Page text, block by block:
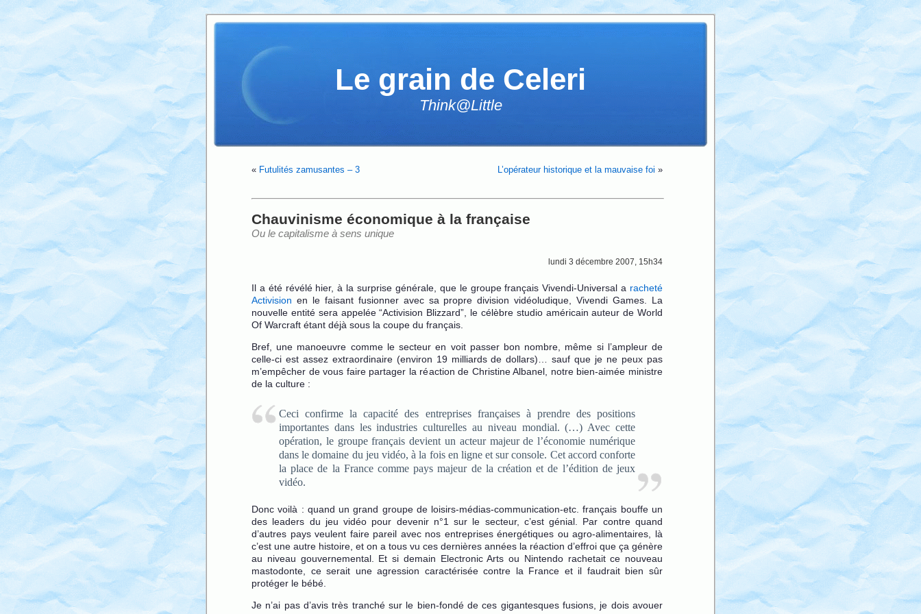
Le grain de Celeri
Think@Little
« Futulités zamusantes – 3 L’opérateur historique et la mauvaise foi »
Chauvinisme économique à la française
Ou le capitalisme à sens unique
lundi 3 décembre 2007, 15h34
Il a été révélé hier, à la surprise générale, que le groupe français Vivendi-Universal a racheté
Activision en le faisant fusionner avec sa propre division vidéoludique, Vivendi Games. La
nouvelle entité sera appelée “Activision Blizzard”, le célèbre studio américain auteur de World
Of Warcraft étant déjà sous la coupe du français.
Bref, une manoeuvre comme le secteur en voit passer bon nombre, même si l’ampleur de
celle-ci est assez extraordinaire (environ 19 milliards de dollars)… sauf que je ne peux pas
m’empêcher de vous faire partager la réaction de Christine Albanel, notre bien-aimée ministre
de la culture :
Ceci confirme la capacité des entreprises françaises à prendre des positions
importantes dans les industries culturelles au niveau mondial. (…) Avec cette
opération, le groupe français devient un acteur majeur de l’économie numérique
dans le domaine du jeu vidéo, à la fois en ligne et sur console. Cet accord conforte
la place de la France comme pays majeur de la création et de l’édition de jeux
vidéo.
Donc voilà : quand un grand groupe de loisirs-médias-communication-etc. français bouffe un
des leaders du jeu vidéo pour devenir n°1 sur le secteur, c’est génial. Par contre quand
d’autres pays veulent faire pareil avec nos entreprises énergétiques ou agro-alimentaires, là
c’est une autre histoire, et on a tous vu ces dernières années la réaction d’effroi que ça génère
au niveau gouvernemental. Et si demain Electronic Arts ou Nintendo rachetait ce nouveau
mastodonte, ce serait une agression caractérisée contre la France et il faudrait bien sûr
protéger le bébé.
Je n’ai pas d’avis très tranché sur le bien-fondé de ces gigantesques fusions, je dois avouer